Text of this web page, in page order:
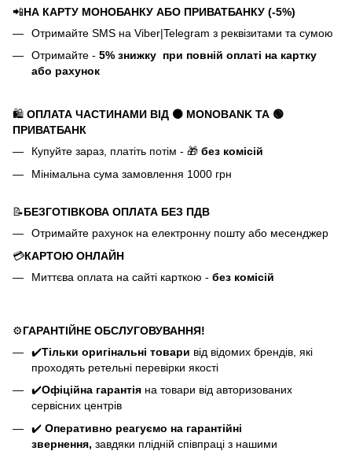
📲НА КАРТУ МОНОБАНКУ АБО ПРИВАТБАНКУ (-5%)
Отримайте SMS на Viber|Telegram з реквізитами та сумою
Отримайте - 5% знижку при повній оплаті на картку
або рахунок
🛍️ ОПЛАТА ЧАСТИНАМИ ВІД ⚫ MONOBANK ТА 🟢
ПРИВАТБАНК
Купуйте зараз, платіть потім - 🎁 без комісій
Мінімальна сума замовлення 1000 грн
📝БЕЗГОТІВКОВА ОПЛАТА БЕЗ ПДВ
Отримайте рахунок на електронну пошту або месенджер
💳КАРТОЮ ОНЛАЙН
Миттєва оплата на сайті карткою - без комісій
⚙️ГАРАНТІЙНЕ ОБСЛУГОВУВАННЯ!
✔️Тільки оригінальні товари від відомих брендів, які
проходять ретельні перевірки якості
✔️Офіційна гарантія на товари від авторизованих
сервісних центрів
✔️ Оперативно реагуємо на гарантійні
звернення, завдяки плідній співпраці з нашими